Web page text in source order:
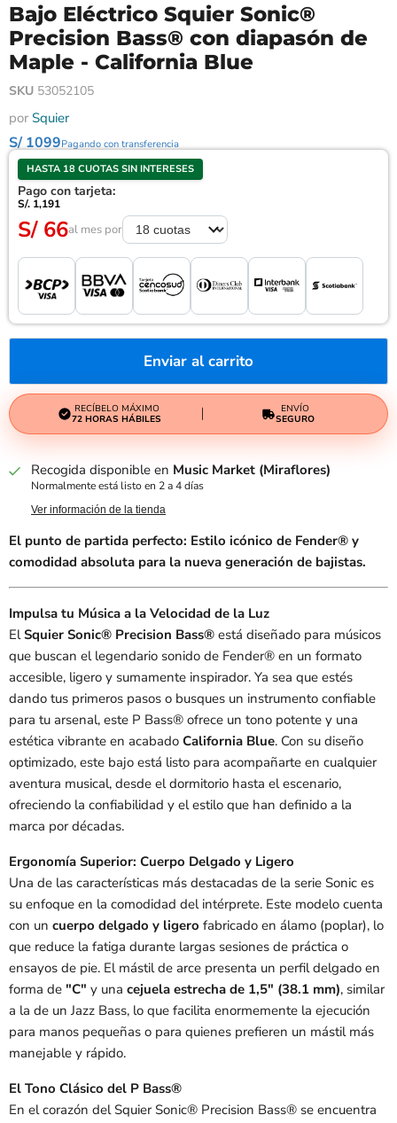
Bajo Eléctrico Squier Sonic®
Precision Bass® con diapasón de
Maple - California Blue
SKU 53052105
por Squier
S/ 1099Pagando con transferencia
HASTA 18 CUOTAS SIN INTERESES
Pago con tarjeta:
S/. 1,191
S/ 66al mes por
Enviar al carrito
RECÍBELO MÁXIMO
72 HORAS HÁBILES
ENVÍO
SEGURO
Recogida disponible en Music Market (Miraflores)
Normalmente está listo en 2 a 4 días
Ver información de la tienda
El punto de partida perfecto: Estilo icónico de Fender® y
comodidad absoluta para la nueva generación de bajistas.
Impulsa tu Música a la Velocidad de la Luz
ElSquier Sonic® Precision Bass® está diseñado para músicos
que buscan el legendario sonido de Fender® en un formato
accesible, ligero y sumamente inspirador. Ya sea que estés
dando tus primeros pasos o busques un instrumento confiable
para tu arsenal, este P Bass® ofrece un tono potente y una
estética vibrante en acabado California Blue. Con su diseño
optimizado, este bajo está listo para acompañarte en cualquier
aventura musical, desde el dormitorio hasta el escenario,
ofreciendo la confiabilidad y el estilo que han definido a la
marca por décadas.
Ergonomía Superior: Cuerpo Delgado y Ligero
Una de las características más destacadas de la serie Sonic es
su enfoque en la comodidad del intérprete. Este modelo cuenta
con un cuerpo delgado y ligero fabricado en álamo (poplar), lo
que reduce la fatiga durante largas sesiones de práctica o
ensayos de pie. El mástil de arce presenta un perfil delgado en
forma de "C" y una cejuela estrecha de 1,5" (38.1 mm), similar
a la de un Jazz Bass, lo que facilita enormemente la ejecución
para manos pequeñas o para quienes prefieren un mástil más
manejable y rápido.
El Tono Clásico del P Bass®
En el corazón del Squier Sonic® Precision Bass® se encuentra